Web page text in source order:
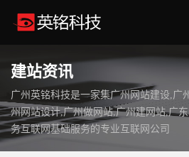
建站资讯
广州英铭科技是一家集广州网站建设,广
州网站设计,广州做网站,广州建网站,广
务互联网基础服务的专业互联网公司